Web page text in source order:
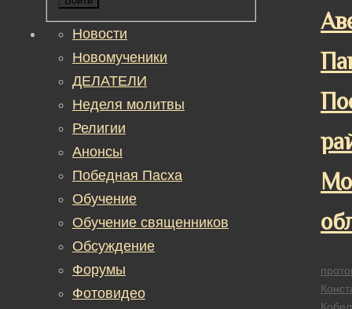
Новости
Новомученики
ДЕЛАТЕЛИ
Неделя молитвы
Религии
Анонсы
Победная Пасха
Обучение
Обучение священников
Обсуждение
Форумы
Фотовидео